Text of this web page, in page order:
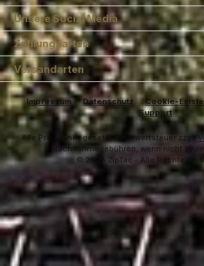
Unsere Social Media
Zahlungsarten
Versandarten
Impressum Datenschutz Cookie-
Support
Alle Preise inkl. gesetzl. Mehrwertsteuer zzgl.
Nachnahmegebühren, wenn nicht
© 2026 ZipTac - Alle Rechte